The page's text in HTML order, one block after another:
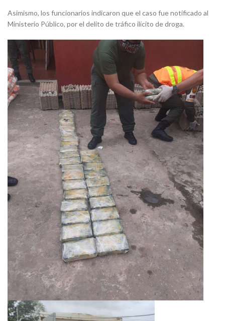
Asimismo, los funcionarios indicaron que el caso fue notificado al
Ministerio Público, por el delito de tráfico ilícito de droga.